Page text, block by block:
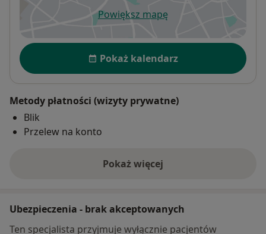
Powiększ mapęotwiera się w nowej karcie
Dostępność
Pokaż kalendarz
Metody płatności (wizyty prywatne)
Blik
Przelew na konto
Pokaż więcej
o adresie
Ubezpieczenia - brak akceptowanych
Ten specjalista przyjmuje wyłącznie pacjentów